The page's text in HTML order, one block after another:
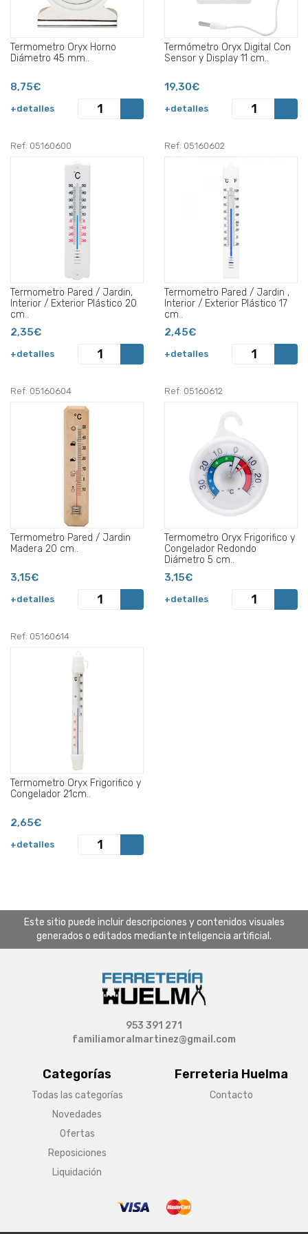
Termometro Oryx Horno
Diámetro 45 mm..
8,75€
+detalles
Termómetro Oryx Digital Con
Sensor y Display 11 cm..
19,30€
+detalles
Ref: 05160600
Termometro Pared / Jardin,
Interior / Exterior Plástico 20
cm..
2,35€
+detalles
Ref: 05160602
Termometro Pared / Jardin ,
Interior / Exterior Plástico 17
cm..
2,45€
+detalles
Ref: 05160604
Termometro Pared / Jardin
Madera 20 cm..
3,15€
+detalles
Ref: 05160612
Termometro Oryx Frigorifico y
Congelador Redondo
Diámetro 5 cm..
3,15€
+detalles
Ref: 05160614
Termometro Oryx Frigorifico y
Congelador 21cm..
2,65€
+detalles
Este sitio puede incluir descripciones y contenidos visuales
generados o editados mediante inteligencia artificial.
Categorías
Todas las categorías
Novedades
Ofertas
Reposiciones
Liquidación
Ferreteria Huelma
Contacto
953 391 271
familiamoralmartinez@gmail.com